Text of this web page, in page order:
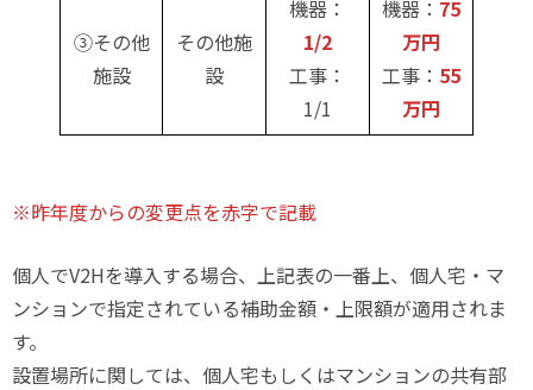
③その他
施設
その他施
設
機器：
1/2
工事：
1/1
機器： 75
万円
工事： 55
万円
※昨年度からの変更点を赤字で記載
個人でV2Hを導入する場合、上記表の一番上、個人宅・マ
ンションで指定されている補助金額・上限額が適用されま
す。
設置場所に関しては、個人宅もしくはマンションの共有部